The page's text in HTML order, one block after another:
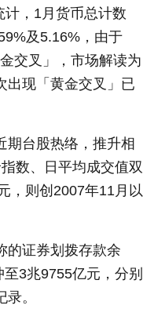
，1月货币总计数
及5.16%，由于
交叉」，市场解读为
出现「黄金交叉」已
期台股热络，推升相
数、日平均成交值双
，则创2007年11月以
的证券划拨存款余
3兆9755亿元，分别
。